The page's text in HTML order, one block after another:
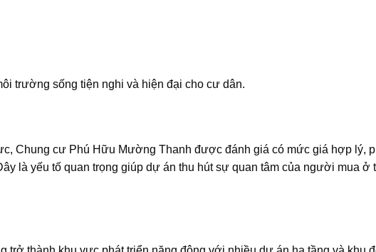
trường sống tiện nghi và hiện đại cho cư dân.
Chung cư Phú Hữu Mường Thanh được đánh giá có mức giá hợp lý,
là yếu tố quan trọng giúp dự án thu hút sự quan tâm của người mua ở